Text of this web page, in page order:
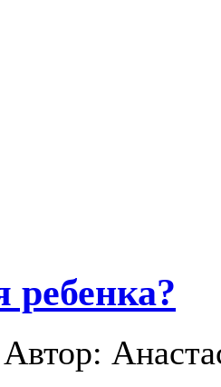
ребенка?
Автор: